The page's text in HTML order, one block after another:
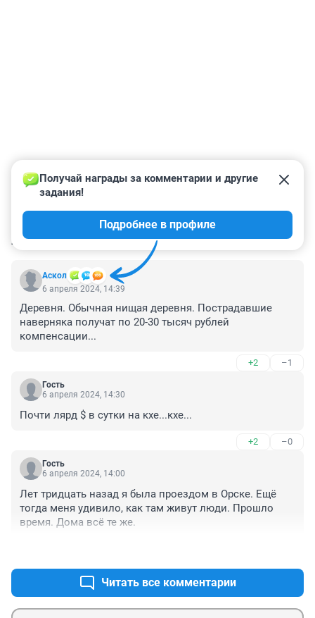
КОММЕНТАРИИ 34
Аскол
Получай награды за комментарии и другие
задания!
Подробнее в профиле
6 апреля 2024, 14:39
Деревня. Обычная нищая деревня. Пострадавшие
наверняка получат по 20-30 тысяч рублей
компенсации...
+2 –1
Гость
6 апреля 2024, 14:30
Почти лярд $ в сутки на кхе...кхе...
+2 –0
Гость
6 апреля 2024, 14:00
Лет тридцать назад я была проездом в Орске. Ещё
тогда меня удивило, как там живут люди. Прошло
время. Дома всё те же.
Читать все комментарии